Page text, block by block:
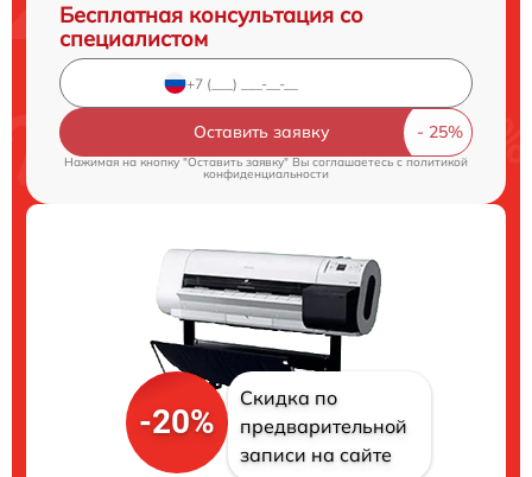
Бесплатная консультация со
специалистом
Оставить заявку
Нажимая на кнопку "Оставить заявку" Вы соглашаетесь cполитикой
конфиденциальности
-20%
Скидка по
предварительной
записи на сайте